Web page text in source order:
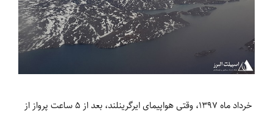
خرداد ماه 1397، وقتی هواپیمای ایرگرینلند، بعد از 5 ساعت پرواز از